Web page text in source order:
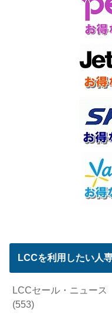
LCCを利用したい人
LCCセール・ニュース
(553)